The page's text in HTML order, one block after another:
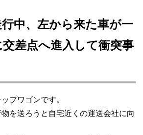
中、左から来た車が一
差点へ進入して衝突事
プワゴンです。
を送ろうと自宅近くの運送会社に向